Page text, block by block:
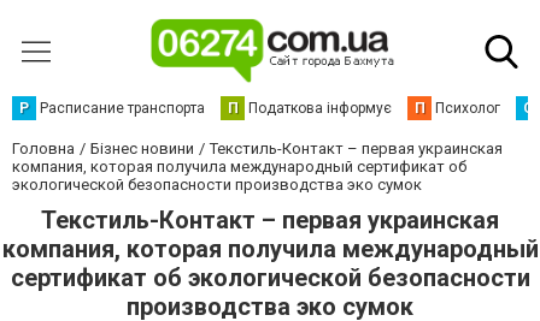
Р Расписание транспорта П Податкова інформує П Психолог С
Головна Бізнес новини
Текстиль-Контакт – первая украинская
компания, которая получила международный сертификат об
экологической безопасности производства эко сумок
Текстиль-Контакт – первая украинская
компания, которая получила международный
сертификат об экологической безопасности
производства эко сумок